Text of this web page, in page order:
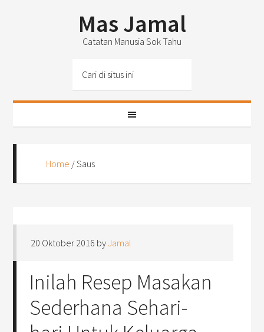
Mas Jamal
Catatan Manusia Sok Tahu
Home /Saus
20 Oktober 2016 byJamal
Inilah Resep Masakan
Sederhana Sehari-